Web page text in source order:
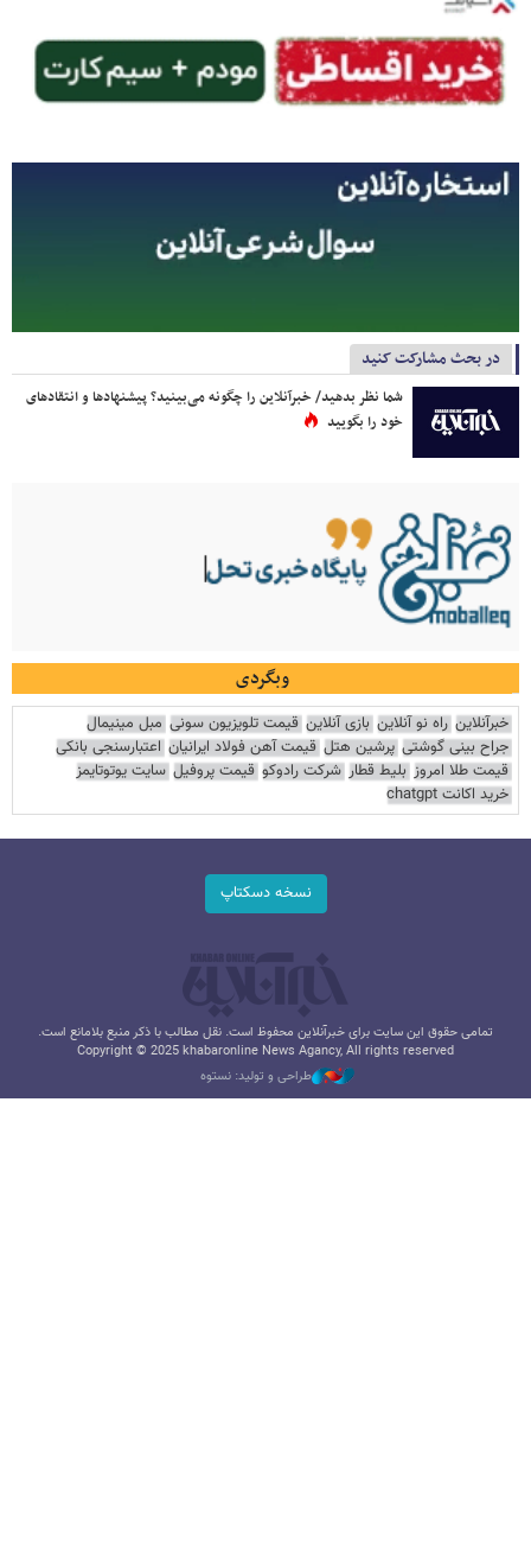
در بحث مشارکت کنید
شما نظر بدهید/ خبرآنلاین را چگونه می‌بینید؟ پیشنهادها و انتقادهای
خود را بگویید
وبگردی
خبرآنلاین راه نو آنلاین بازی آنلاین قیمت تلویزیون سونی مبل مینیمال
جراح بینی گوشتی پرشین هتل قیمت آهن فولاد ایرانیان اعتبارسنجی بانکی
قیمت طلا امروز بلیط قطار شرکت رادوکو قیمت پروفیل سایت یوتوتایمز
خرید اکانت chatgpt
نسخه دسکتاپ
تمامی حقوق این سایت برای خبرآنلاین محفوظ است. نقل مطالب با ذکر منبع بلامانع است.
Copyright © 2025 khabaronline News Agancy, All rights reserved
طراحی و تولید: نستوه